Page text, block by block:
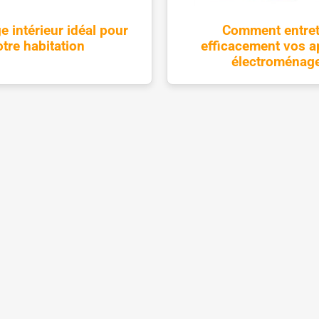
intérieur idéal pour
habitation
Comment
efficacement vos